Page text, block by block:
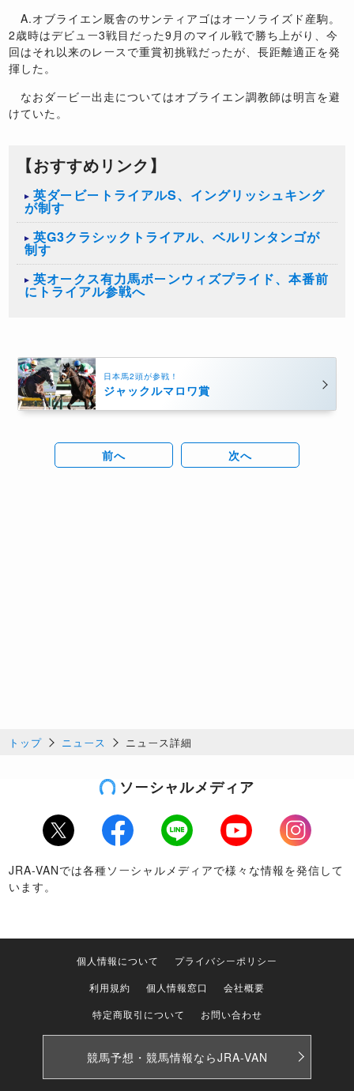
A.オブライエン厩舎のサンティアゴはオーソライズド産駒。
2歳時はデビュー3戦目だった9月のマイル戦で勝ち上がり、今
回はそれ以来のレースで重賞初挑戦だったが、長距離適正を発
揮した。
なおダービー出走についてはオブライエン調教師は明言を避
けていた。
【おすすめリンク】
英ダービートライアルS、イングリッシュキング
が制す
英G3クラシックトライアル、ベルリンタンゴが
制す
英オークス有力馬ボーンウィズプライド、本番前
にトライアル参戦へ
日本馬2頭が参戦！
ジャックルマロワ賞
前へ 次へ
トップ ニュース ニュース詳細
ソーシャルメディア
Twitter Facebook LINE Youtube
Instagram
JRA-VANでは各種ソーシャルメディアで様々な情報を発信して
います。
個人情報について
プライバシーポリシー
利用規約
個人情報窓口
会社概要
特定商取引について
お問い合わせ
競馬予想・競馬情報ならJRA-VAN